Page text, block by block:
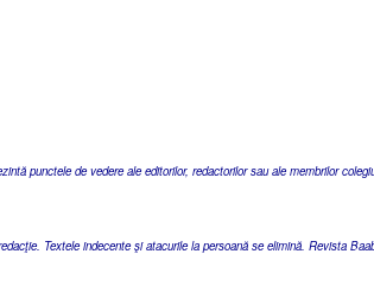
punctele de vedere ale editorilor, redactorilor sau ale membrilor
Textele indecente şi atacurile la persoană se elimină. Revista